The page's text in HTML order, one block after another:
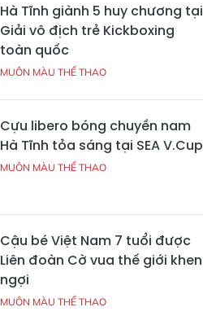
Hà Tĩnh giành 5 huy chương tại
Giải vô địch trẻ Kickboxing
toàn quốc
MUÔN MÀU THỂ THAO
Cựu libero bóng chuyền nam
Hà Tĩnh tỏa sáng tại SEA V.Cup
MUÔN MÀU THỂ THAO
Cậu bé Việt Nam 7 tuổi được
Liên đoàn Cờ vua thế giới khen
ngợi
MUÔN MÀU THỂ THAO